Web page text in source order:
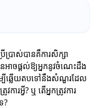
រាស់បានគឺការសិក្សា
អាចផ្តល់ឱ្យអ្នកនូវចំណេះដឹង
ម្បីឆ្លើយតបទៅនឹងសំណួរដែល
ារអ្វី? ឬ តើអ្នកត្រូវការ
?